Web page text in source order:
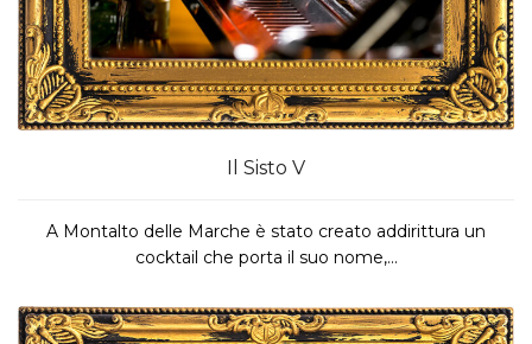
Il Sisto V
A Montalto delle Marche è stato creato addirittura un
cocktail che porta il suo nome,...